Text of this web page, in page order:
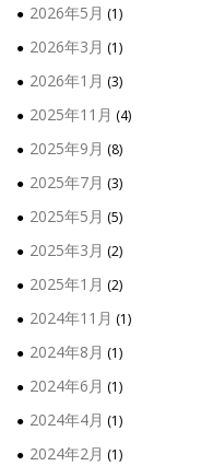
2026年5月 (1)
2026年3月 (1)
2026年1月 (3)
2025年11月 (4)
2025年9月 (8)
2025年7月 (3)
2025年5月 (5)
2025年3月 (2)
2025年1月 (2)
2024年11月 (1)
2024年8月 (1)
2024年6月 (1)
2024年4月 (1)
2024年2月 (1)